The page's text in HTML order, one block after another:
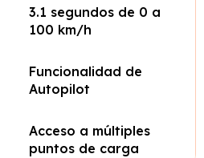
3.1 segundos de 0 a
100 km/h
Funcionalidad de
Autopilot
Acceso a múltiples
puntos de carga